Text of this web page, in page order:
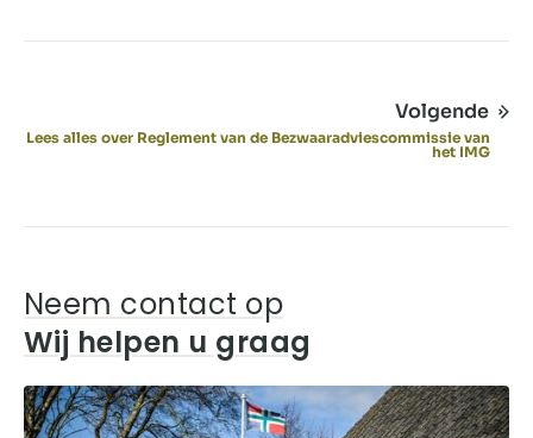
Volgende
Lees alles over Reglement van de Bezwaaradviescommissie van
het IMG
Neem contact op
Wij helpen u graag